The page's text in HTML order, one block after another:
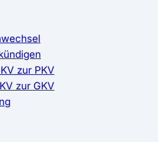
zur PKV
zur GKV